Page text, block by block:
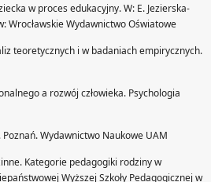
w proces edukacyjny. W: E. Jezierska-
Wrocławskie Wydawnictwo Oświatowe
teoretycznych i w badaniach empirycznych.
a rozwój człowieka. Psychologia
Wydawnictwo Naukowe UAM
Kategorie pedagogiki rodziny w
Wyższej Szkoły Pedagogicznej w